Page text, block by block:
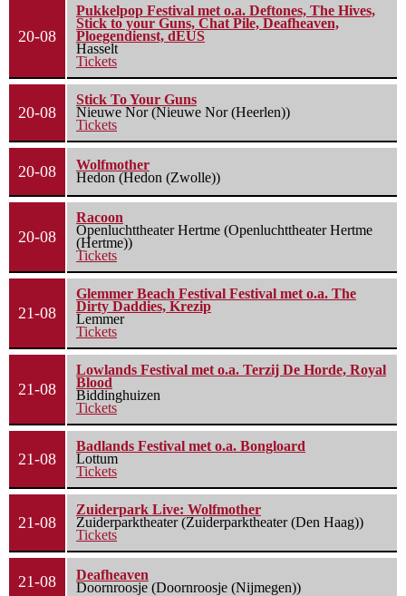
20-08
Pukkelpop Festival met o.a. Deftones, The Hives,
Stick to your Guns, Chat Pile, Deafheaven,
Ploegendienst, dEUS
Hasselt
Tickets
20-08
Stick To Your Guns
Nieuwe Nor (Nieuwe Nor (Heerlen))
Tickets
20-08
Wolfmother
Hedon (Hedon (Zwolle))
20-08
Racoon
Openluchttheater Hertme (Openluchttheater Hertme
(Hertme))
Tickets
21-08
Glemmer Beach Festival Festival met o.a. The
Dirty Daddies, Krezip
Lemmer
Tickets
21-08
Lowlands Festival met o.a. Terzij De Horde, Royal
Blood
Biddinghuizen
Tickets
21-08
Badlands Festival met o.a. Bongloard
Lottum
Tickets
21-08
Zuiderpark Live: Wolfmother
Zuiderparktheater (Zuiderparktheater (Den Haag))
Tickets
21-08
Deafheaven
Doornroosje (Doornroosje (Nijmegen))